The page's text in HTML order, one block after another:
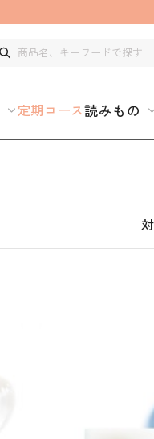
定期コース読みもの